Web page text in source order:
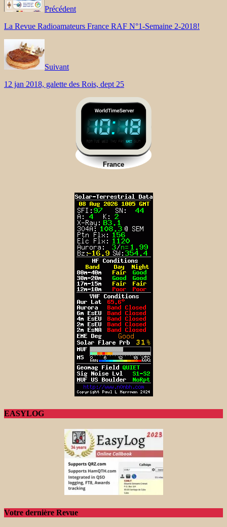
Précédent
La Revue Radioamateurs France RAF N°1-Semaine 2-2018!
Suivant
12 jan 2018, galette des Rois, dept 25
EASYLOG
Votre dernière Revue